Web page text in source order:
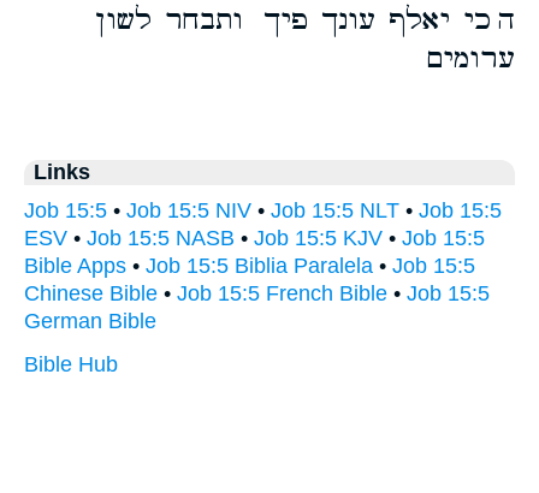
ה כי יאלף עונך פיך ותבחר לשון
ערומים
Links
Job 15:5 • Job 15:5 NIV • Job 15:5 NLT • Job 15:5
ESV • Job 15:5 NASB • Job 15:5 KJV • Job 15:5
Bible Apps • Job 15:5 Biblia Paralela • Job 15:5
Chinese Bible • Job 15:5 French Bible • Job 15:5
German Bible
Bible Hub